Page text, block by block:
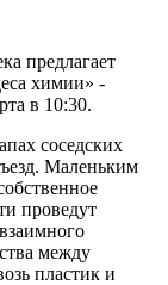
предлагает
химии» -
в 10:30.
соседских
Маленьким
проведут
между
пластик и